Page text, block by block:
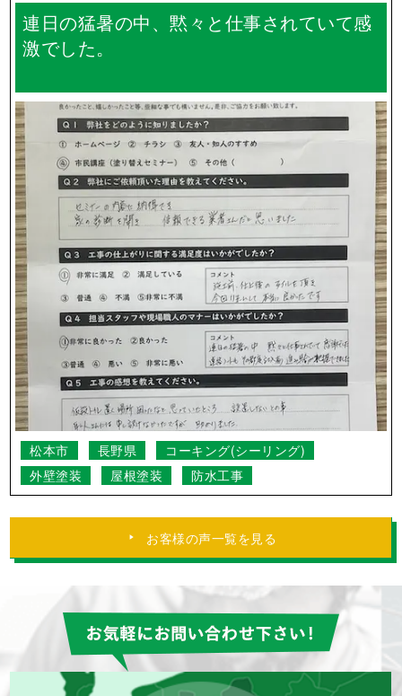
連日の猛暑の中、黙々と仕事されていて感
激でした。
松本市 長野県
コーキング(シーリング)
外壁塗装
屋根塗装 防水工事
お客様の声一覧を見る